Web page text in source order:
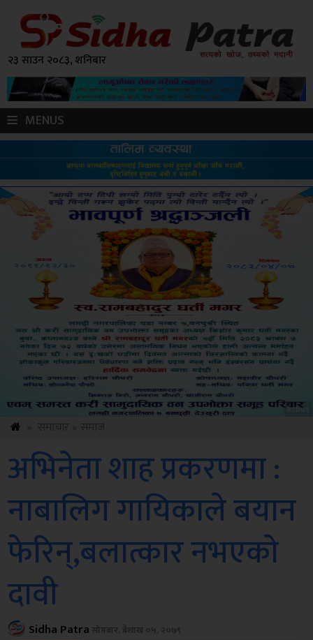
२३ साउन २०८३, शनिबार
MENUS
ksbus
अभिनेता शाह प्रकरणमा :
नाबालिग गायिकाले बयान
फेरिन्,बलात्कार नभएकाे
दावी
Sidha Patraसोमबार, बैशाख ०५, २०७९